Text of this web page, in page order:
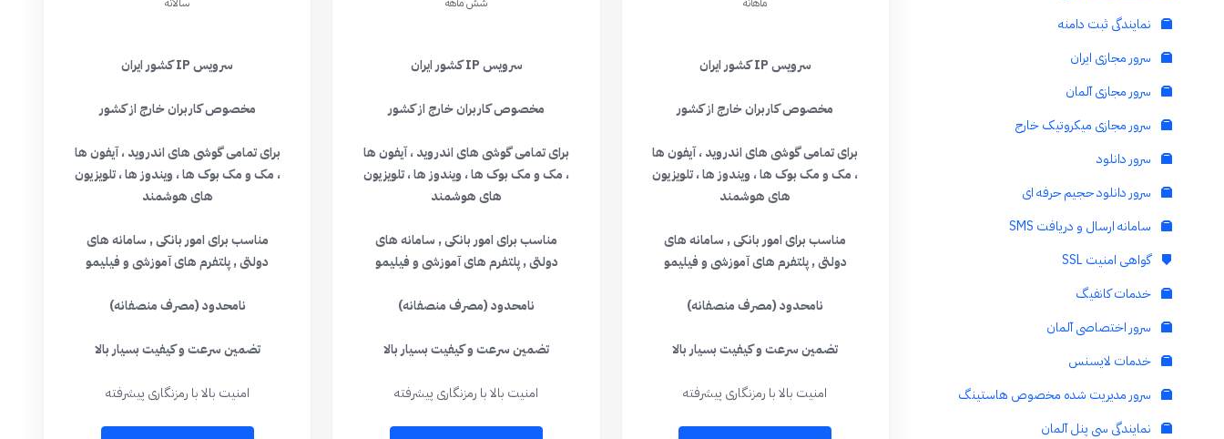
نمایندگی ثبت دامنه
سرور مجازی ایران
سرور مجازی آلمان
سرور مجازی میکروتیک خارج
سرور دانلود
سرور دانلود حجیم حرفه ای
سامانه ارسال و دریافت SMS
گواهی امنیت SSL
خدمات کانفیگ
سرور اختصاصی آلمان
خدمات لایسنس
سرور مدیریت شده مخصوص هاستینگ
نمایندگی سی پنل آلمان
سرویس IP کشور ایران
مخصوص کاربران خارج از کشور
برای تمامی گوشی های اندروید ، آیفون ها
، مک و مک بوک ها ، ویندوز ها ، تلویزیون
های هوشمند
مناسب برای امور بانکی , سامانه های
دولتی , پلتفرم های آموزشی و فیلیمو
نامحدود (مصرف منصفانه)
تضمین سرعت و کیفیت بسیار بالا
امنیت بالا با رمزنگاری پیشرفته
سرویس IP کشور ایران
مخصوص کاربران خارج از کشور
برای تمامی گوشی های اندروید ، آیفون ها
، مک و مک بوک ها ، ویندوز ها ، تلویزیون
های هوشمند
مناسب برای امور بانکی , سامانه های
دولتی , پلتفرم های آموزشی و فیلیمو
نامحدود (مصرف منصفانه)
تضمین سرعت و کیفیت بسیار بالا
امنیت بالا با رمزنگاری پیشرفته
سرویس IP کشور ایران
مخصوص کاربران خارج از کشور
برای تمامی گوشی های اندروید ، آیفون ها
، مک و مک بوک ها ، ویندوز ها ، تلویزیون
های هوشمند
مناسب برای امور بانکی , سامانه های
دولتی , پلتفرم های آموزشی و فیلیمو
نامحدود (مصرف منصفانه)
تضمین سرعت و کیفیت بسیار بالا
امنیت بالا با رمزنگاری پیشرفته